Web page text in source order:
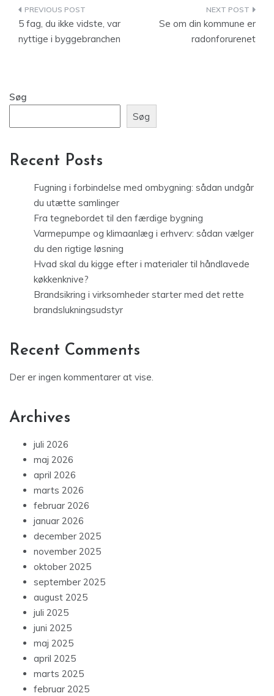
Indlægsnavigation
5 fag, du ikke vidste, var
nyttige i byggebranchen
Se om din kommune er
radonforurenet
Søg
Søg
Recent Posts
Fugning i forbindelse med ombygning: sådan undgår
du utætte samlinger
Fra tegnebordet til den færdige bygning
Varmepumpe og klimaanlæg i erhverv: sådan vælger
du den rigtige løsning
Hvad skal du kigge efter i materialer til håndlavede
køkkenknive?
Brandsikring i virksomheder starter med det rette
brandslukningsudstyr
Recent Comments
Der er ingen kommentarer at vise.
Archives
juli 2026
maj 2026
april 2026
marts 2026
februar 2026
januar 2026
december 2025
november 2025
oktober 2025
september 2025
august 2025
juli 2025
juni 2025
maj 2025
april 2025
marts 2025
februar 2025